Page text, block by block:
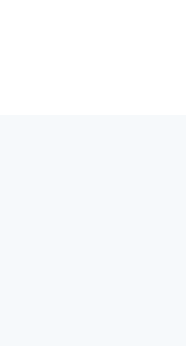
solution